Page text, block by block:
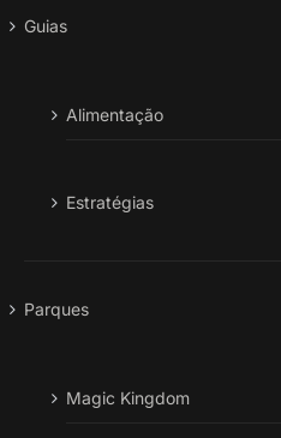
Guias
Alimentação
Estratégias
Parques
Magic Kingdom